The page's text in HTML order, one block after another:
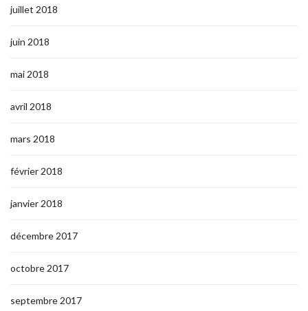
juillet 2018
juin 2018
mai 2018
avril 2018
mars 2018
février 2018
janvier 2018
décembre 2017
octobre 2017
septembre 2017